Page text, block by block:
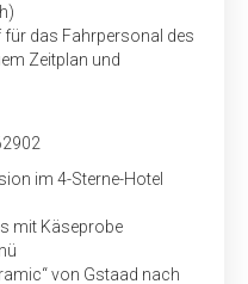
das Fahrpersonal des
Zeitplan und
im 4-Sterne-Hotel
mit Käseprobe
von Gstaad nach